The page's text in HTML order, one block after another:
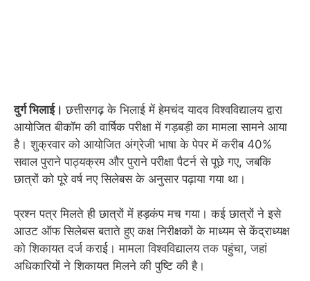
दुर्ग भिलाई। छत्तीसगढ़ के भिलाई में हेमचंद यादव विश्वविद्यालय द्वारा
आयोजित बीकॉम की वार्षिक परीक्षा में गड़बड़ी का मामला सामने आया
है। शुक्रवार को आयोजित अंग्रेजी भाषा के पेपर में करीब 40%
सवाल पुराने पाठ्यक्रम और पुराने परीक्षा पैटर्न से पूछे गए, जबकि
छात्रों को पूरे वर्ष नए सिलेबस के अनुसार पढ़ाया गया था।
प्रश्न पत्र मिलते ही छात्रों में हड़कंप मच गया। कई छात्रों ने इसे
आउट ऑफ सिलेबस बताते हुए कक्ष निरीक्षकों के माध्यम से केंद्राध्यक्ष
को शिकायत दर्ज कराई। मामला विश्वविद्यालय तक पहुंचा, जहां
अधिकारियों ने शिकायत मिलने की पुष्टि की है।